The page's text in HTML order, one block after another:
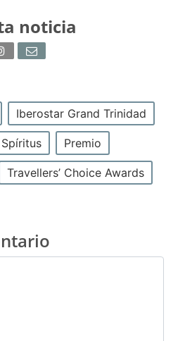
noticia
Iberostar Grand Trinidad
Premio
Travellers’ Choice Awards